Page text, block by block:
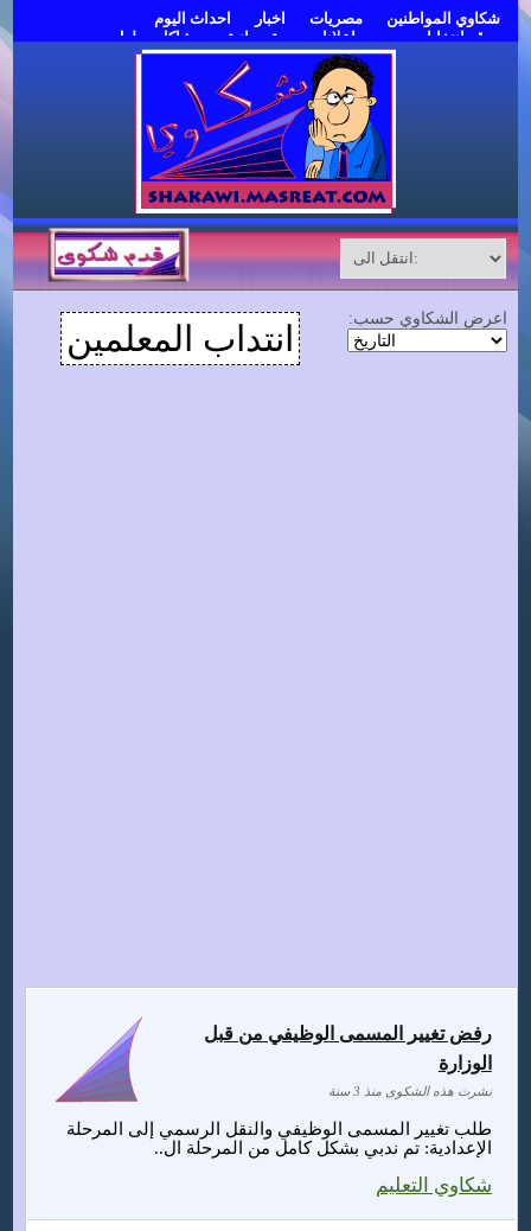
شكاوي المواطنين مصريات اخبار
احداث اليوم
موقع انتخابات مصر
اعلانات مبوبة مجانية
مشاكل وحلول
انتداب المعلمين
اعرض الشكاوي حسب:
طلب تغيير المسمى الوظيفي والنقل الرسمي إلى المرحلة
الإعدادية: تم ندبي بشكل كامل من المرحلة ال..
شكاوي التعليم
رفض تغيير المسمى الوظيفي من قبل
الوزارة
نشرت هذه الشكوى منذ 3 سنة